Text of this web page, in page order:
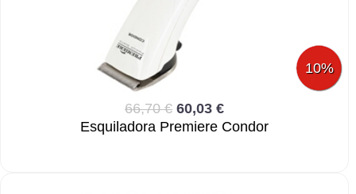
10%
66,70 € 60,03 €
Esquiladora Premiere Condor